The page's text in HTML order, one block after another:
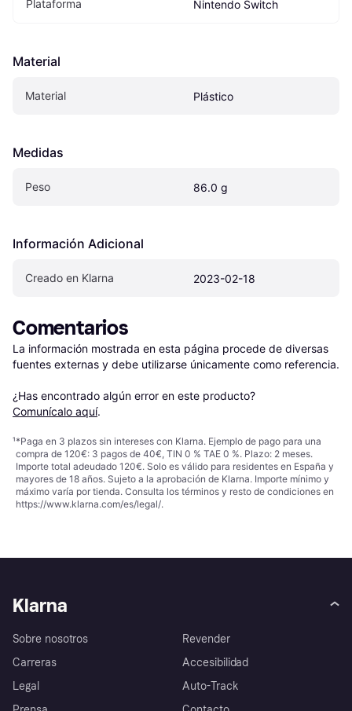
Plataforma Nintendo Switch
Material
Material Plástico
Medidas
Peso 86.0 g
Información Adicional
Creado en Klarna 2023-02-18
Comentarios
La información mostrada en esta página procede de diversas
fuentes externas y debe utilizarse únicamente como referencia.
¿Has encontrado algún error en este producto?
Comunícalo aquí.
¹*Paga en 3 plazos sin intereses con Klarna. Ejemplo de pago para una
compra de 120€: 3 pagos de 40€, TIN 0 % TAE 0 %. Plazo: 2 meses.
Importe total adeudado 120€. Solo es válido para residentes en España y
mayores de 18 años. Sujeto a la aprobación de Klarna. Importe mínimo y
máximo varía por tienda. Consulta los términos y resto de condiciones en
https://www.klarna.com/es/legal/.
Klarna
Sobre nosotros
Carreras
Legal
Revender
Accesibilidad
Auto-Track